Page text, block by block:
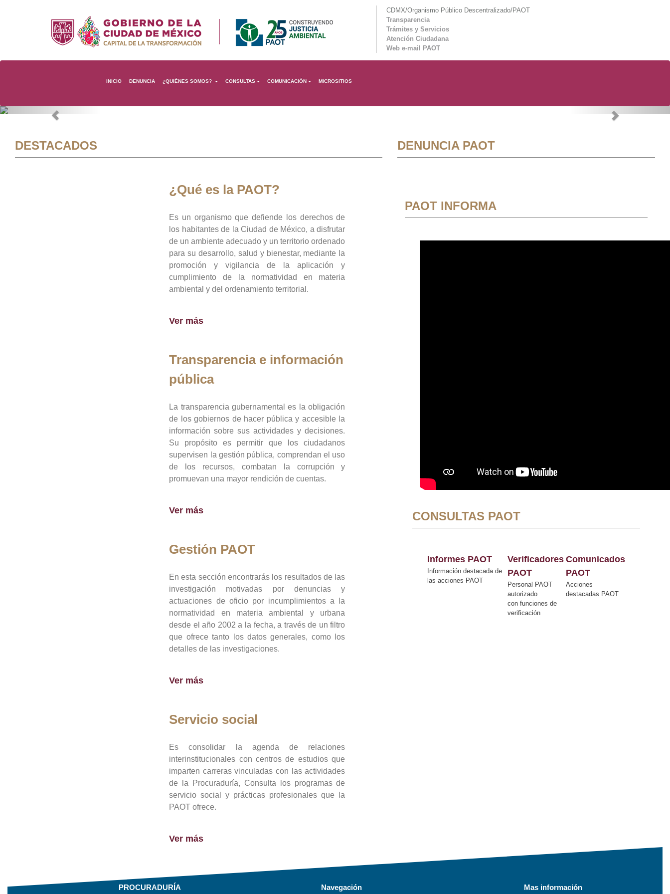
CDMX/Organismo Público Descentralizado/PAOT
Transparencia
Trámites y Servicios
Atención Ciudadana
Web e-mail PAOT
INICIO DENUNCIA ¿QUIÉNES SOMOS? CONSULTAS COMUNICACIÓN MICROSITIOS
Previous Next
DESTACADOS
¿Qué es la PAOT?
Es un organismo que defiende los derechos de
los habitantes de la Ciudad de México, a disfrutar
de un ambiente adecuado y un territorio ordenado
para su desarrollo, salud y bienestar, mediante la
promoción y vigilancia de la aplicación y
cumplimiento de la normatividad en materia
ambiental y del ordenamiento territorial.
Ver más
Transparencia e información
pública
La transparencia gubernamental es la obligación
de los gobiernos de hacer pública y accesible la
información sobre sus actividades y decisiones.
Su propósito es permitir que los ciudadanos
supervisen la gestión pública, comprendan el uso
de los recursos, combatan la corrupción y
promuevan una mayor rendición de cuentas.
Ver más
Gestión PAOT
En esta sección encontrarás los resultados de las
investigación motivadas por denuncias y
actuaciones de oficio por incumplimientos a la
normatividad en materia ambiental y urbana
desde el año 2002 a la fecha, a través de un filtro
que ofrece tanto los datos generales, como los
detalles de las investigaciones.
Ver más
Servicio social
Es consolidar la agenda de relaciones
interinstitucionales con centros de estudios que
imparten carreras vinculadas con las actividades
de la Procuraduría, Consulta los programas de
servicio social y prácticas profesionales que la
PAOT ofrece.
Ver más
DENUNCIA PAOT
PAOT INFORMA
CONSULTAS PAOT
Informes PAOT
Información destacada de
las acciones PAOT
Verificadores
PAOT
Personal PAOT
autorizado
con funciones de
verificación
Comunicados
PAOT
Acciones
destacadas PAOT
PROCURADURÍA Navegación Mas información